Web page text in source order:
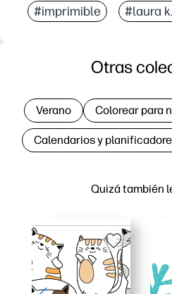
#imprimible #laura
Quizá también
Otras
Verano Colorear para
Calendarios y